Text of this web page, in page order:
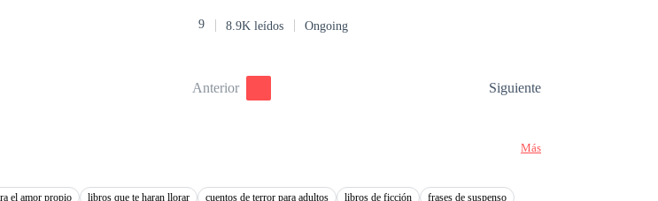
con la pasión que los une, Andrew le deja claro que
familiares de heredar la empresa, lo que lo lleva a un
cuando se entere de que tiene un hijo?
9 8.9K leídos Ongoing
Anterior Siguiente
Más
el amor propio libros que te haran llorar cuentos de terror para adultos libros de ficción
frases de suspenso